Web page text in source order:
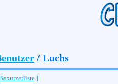
/ Luchs
]